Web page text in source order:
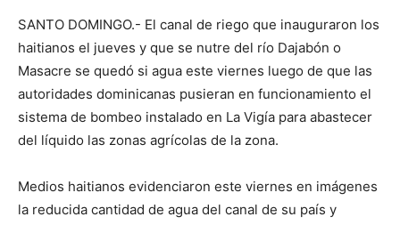
SANTO DOMINGO.- El canal de riego que inauguraron los
haitianos el jueves y que se nutre del río Dajabón o
Masacre se quedó si agua este viernes luego de que las
autoridades dominicanas pusieran en funcionamiento el
sistema de bombeo instalado en La Vigía para abastecer
del líquido las zonas agrícolas de la zona.
Medios haitianos evidenciaron este viernes en imágenes
la reducida cantidad de agua del canal de su país y